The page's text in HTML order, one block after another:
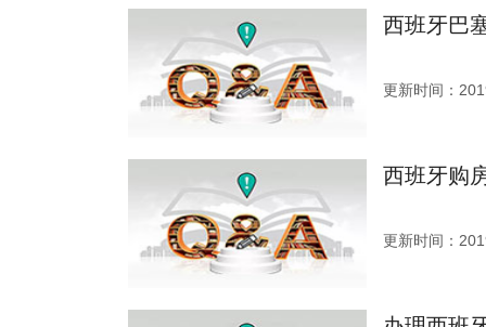
西班牙巴
更新时间：
西班牙购
更新时间：